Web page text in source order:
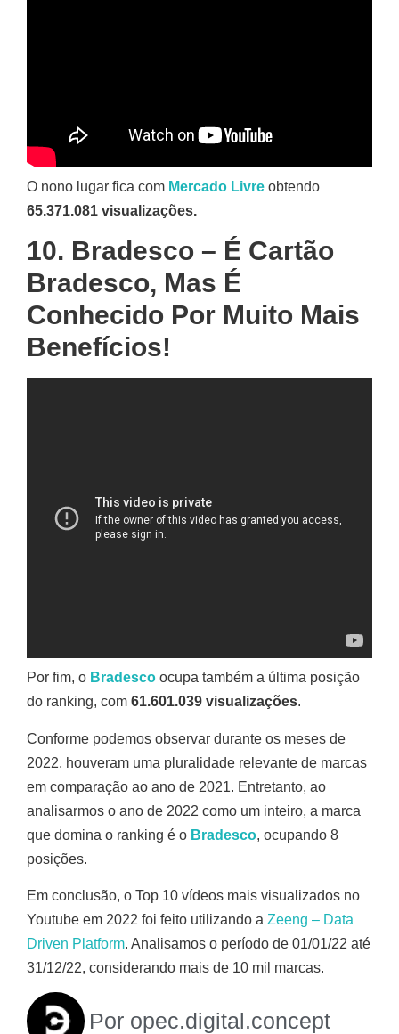
O nono lugar fica com Mercado Livre obtendo
65.371.081 visualizações.
10. Bradesco – É Cartão
Bradesco, Mas É
Conhecido Por Muito Mais
Benefícios!
Por fim, o Bradesco ocupa também a última posição
do ranking, com 61.601.039 visualizações.
Conforme podemos observar durante os meses de
2022, houveram uma pluralidade relevante de marcas
em comparação ao ano de 2021. Entretanto, ao
analisarmos o ano de 2022 como um inteiro, a marca
que domina o ranking é o Bradesco, ocupando 8
posições.
Em conclusão, o Top 10 vídeos mais visualizados no
Youtube em 2022 foi feito utilizando a Zeeng – Data
Driven Platform. Analisamos o período de 01/01/22 até
31/12/22, considerando mais de 10 mil marcas.
Por opec.digital.concept